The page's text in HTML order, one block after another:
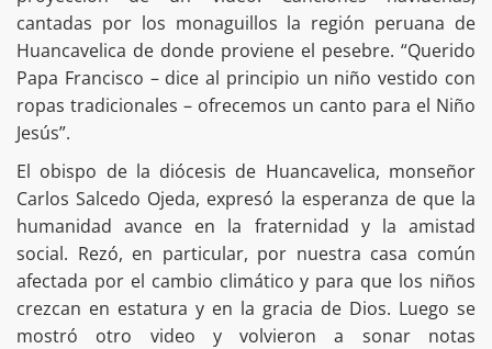
cantadas por los monaguillos la región peruana de
Huancavelica de donde proviene el pesebre. “Querido
Papa Francisco – dice al principio un niño vestido con
ropas tradicionales – ofrecemos un canto para el Niño
Jesús”.
El obispo de la diócesis de Huancavelica, monseñor
Carlos Salcedo Ojeda, expresó la esperanza de que la
humanidad avance en la fraternidad y la amistad
social. Rezó, en particular, por nuestra casa común
afectada por el cambio climático y para que los niños
crezcan en estatura y en la gracia de Dios. Luego se
mostró otro video y volvieron a sonar notas